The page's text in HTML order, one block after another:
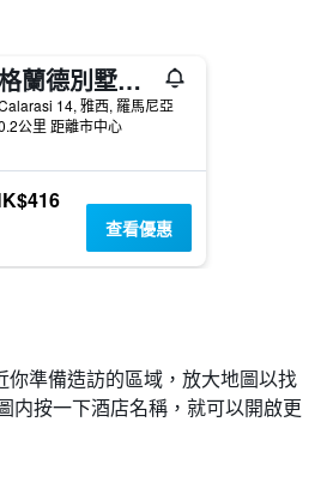
格蘭德別墅酒店
14, 雅西, 羅馬尼亞
公里 距離市中心
查看優惠
你準備造訪的區域，放大地圖以找
内按一下酒店名稱，就可以開啟更